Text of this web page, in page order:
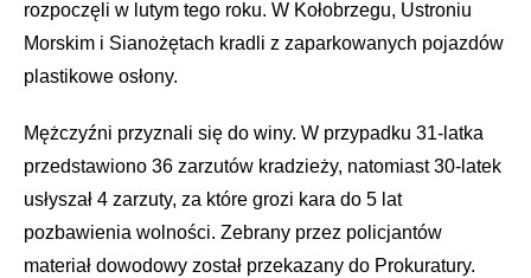
rozpoczęli w lutym tego roku. W Kołobrzegu, Ustroniu
Morskim i Sianożętach kradli z zaparkowanych pojazdów
plastikowe osłony.
Mężczyźni przyznali się do winy. W przypadku 31-latka
przedstawiono 36 zarzutów kradzieży, natomiast 30-latek
usłyszał 4 zarzuty, za które grozi kara do 5 lat
pozbawienia wolności. Zebrany przez policjantów
materiał dowodowy został przekazany do Prokuratury.